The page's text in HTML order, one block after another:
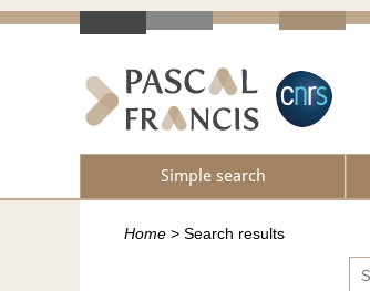
Simple search
Home > Search results